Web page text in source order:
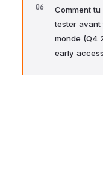
Comment tu
tester avant
monde (Q4
early